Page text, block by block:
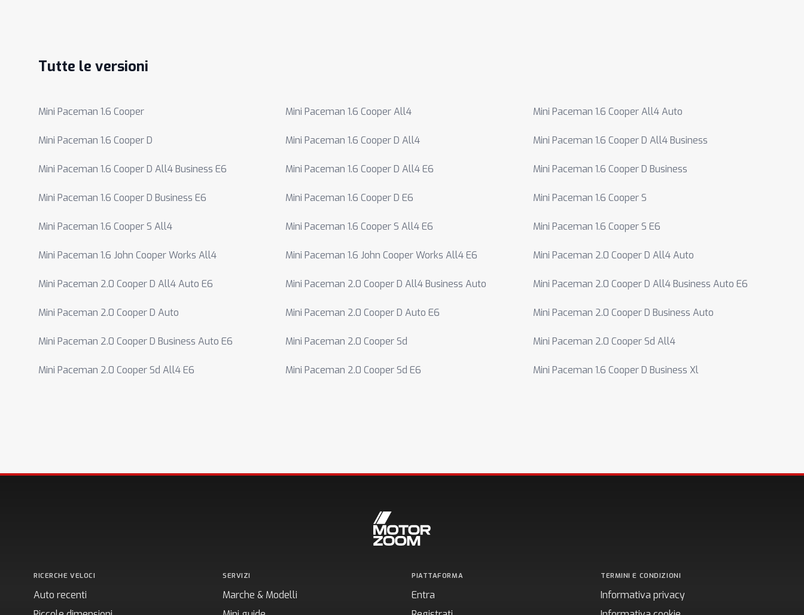
Tutte le versioni
Mini Paceman 1.6 Cooper Mini Paceman 1.6 Cooper All4 Mini Paceman 1.6 Cooper All4 Auto
Mini Paceman 1.6 Cooper D Mini Paceman 1.6 Cooper D All4 Mini Paceman 1.6 Cooper D All4 Business
Mini Paceman 1.6 Cooper D All4 Business E6 Mini Paceman 1.6 Cooper D All4 E6 Mini Paceman 1.6 Cooper D Business
Mini Paceman 1.6 Cooper D Business E6 Mini Paceman 1.6 Cooper D E6 Mini Paceman 1.6 Cooper S
Mini Paceman 1.6 Cooper S All4 Mini Paceman 1.6 Cooper S All4 E6 Mini Paceman 1.6 Cooper S E6
Mini Paceman 1.6 John Cooper Works All4 Mini Paceman 1.6 John Cooper Works All4 E6 Mini Paceman 2.0 Cooper D All4 Auto
Mini Paceman 2.0 Cooper D All4 Auto E6 Mini Paceman 2.0 Cooper D All4 Business Auto Mini Paceman 2.0 Cooper D All4 Business Auto E6
Mini Paceman 2.0 Cooper D Auto Mini Paceman 2.0 Cooper D Auto E6 Mini Paceman 2.0 Cooper D Business Auto
Mini Paceman 2.0 Cooper D Business Auto E6 Mini Paceman 2.0 Cooper Sd Mini Paceman 2.0 Cooper Sd All4
Mini Paceman 2.0 Cooper Sd All4 E6 Mini Paceman 2.0 Cooper Sd E6 Mini Paceman 1.6 Cooper D Business Xl
RICERCHE VELOCI
Auto recenti
SERVIZI
Marche & Modelli
PIATTAFORMA
Entra
TERMINI E CONDIZIONI
Informativa privacy